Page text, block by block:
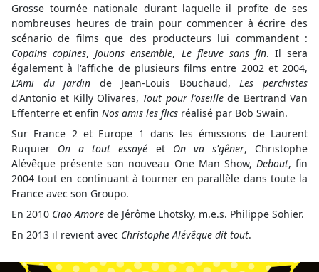
Grosse tournée nationale durant laquelle il profite de ses
nombreuses heures de train pour commencer à écrire des
scénario de films que des producteurs lui commandent :
Copains copines,Jouons ensemble, Le fleuve sans fin. Il sera
également à l'affiche de plusieurs films entre 2002 et 2004,
L'Ami du jardin de Jean-Louis Bouchaud,Les perchistes
d'Antonio et Killy Olivares, Tout pour l'oseille de Bertrand Van
Effenterre et enfin Nos amis les flics réalisé par Bob Swain.
Sur France 2 et Europe 1 dans les émissions de Laurent
Ruquier On a tout essayé et On va s'gêner, Christophe
Alévêque présente son nouveau One Man Show, Debout, fin
2004 tout en continuant à tourner en parallèle dans toute la
France avec son Groupo.
En 2010 Ciao Amore de Jérôme Lhotsky, m.e.s. Philippe Sohier.
En 2013 il revient avec Christophe Alévêque dit tout.